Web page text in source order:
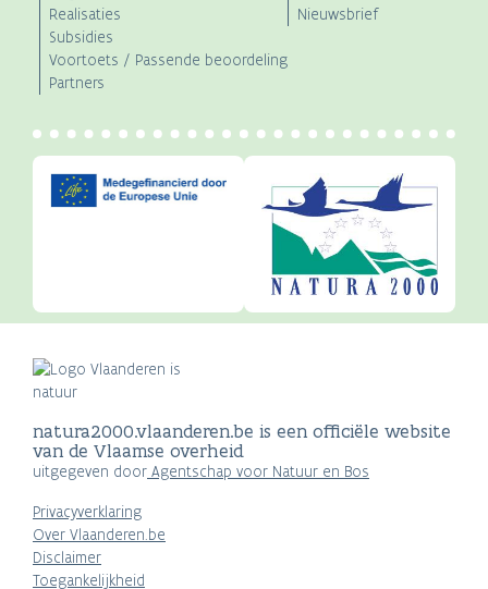
Realisaties
Subsidies
Voortoets / Passende beoordeling
Partners
Nieuwsbrief
natura2000.vlaanderen.be is een officiële website
van de Vlaamse overheid
uitgegeven door Agentschap voor Natuur en Bos
Privacyverklaring
Over Vlaanderen.be
Disclaimer
Toegankelijkheid